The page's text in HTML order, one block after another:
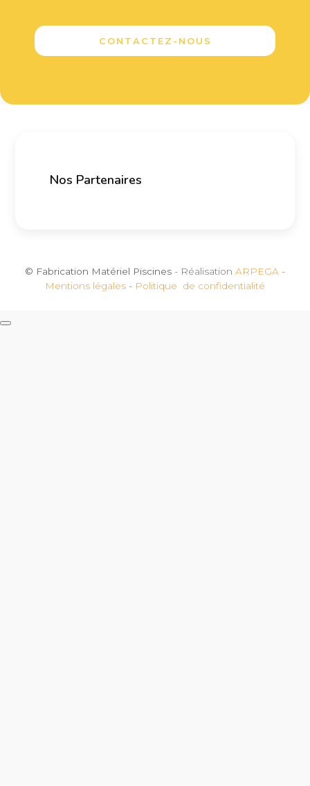
CONTACTEZ-NOUS
Nos Partenaires
© Fabrication Matériel Piscines - Réalisation ARPEGA -
Mentions légales - Politique de confidentialité